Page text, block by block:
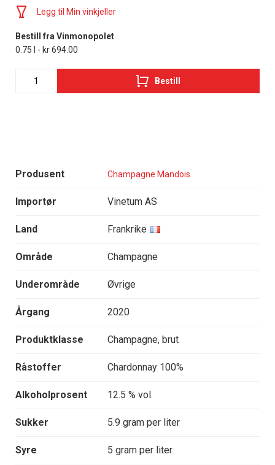
Produsent Champagne Mandois
Importør Vinetum AS
Land Frankrike
Område Champagne
Underområde Øvrige
Årgang 2020
Produktklasse Champagne, brut
Råstoffer Chardonnay 100%
Alkoholprosent 12.5 % vol.
Sukker 5.9 gram per liter
Syre 5 gram per liter
Legg til Min vinkjeller
Bestill fra Vinmonopolet
0.75 l - kr 694.00
Bestill